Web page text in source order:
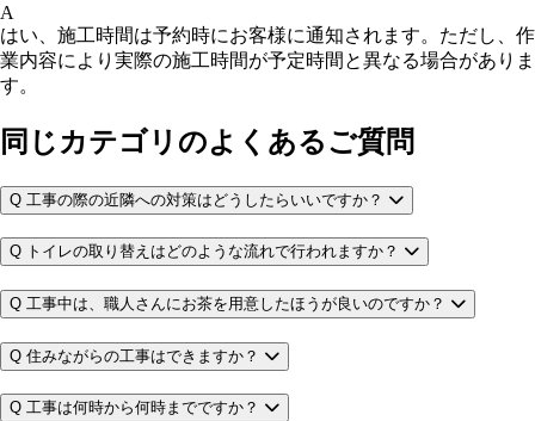
A
はい、施工時間は予約時にお客様に通知されます。ただし、作
業内容により実際の施工時間が予定時間と異なる場合がありま
す。
同じカテゴリのよくあるご質問
Q 工事の際の近隣への対策はどうしたらいいですか？
Q トイレの取り替えはどのような流れで行われますか？
Q 工事中は、職人さんにお茶を用意したほうが良いのですか？
Q 住みながらの工事はできますか？
Q 工事は何時から何時までですか？